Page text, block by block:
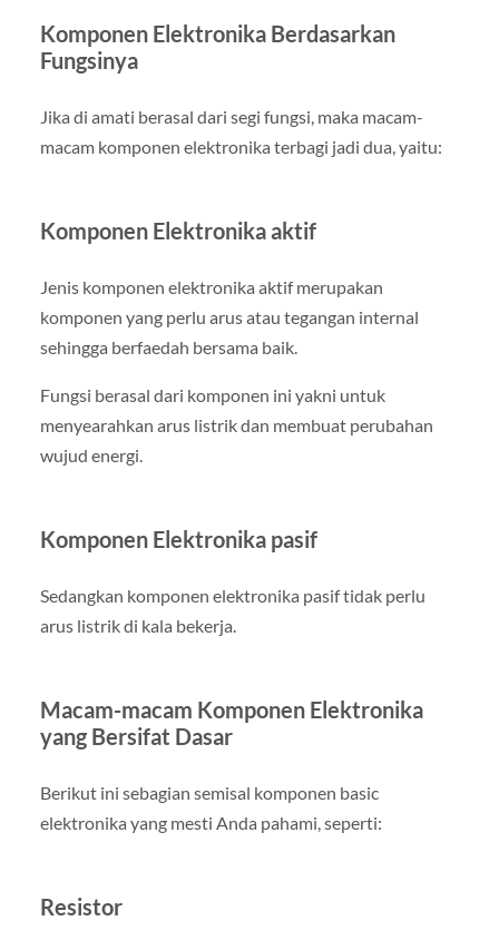
Komponen Elektronika Berdasarkan
Fungsinya
Jika di amati berasal dari segi fungsi, maka macam-
macam komponen elektronika terbagi jadi dua, yaitu:
Komponen Elektronika aktif
Jenis komponen elektronika aktif merupakan
komponen yang perlu arus atau tegangan internal
sehingga berfaedah bersama baik.
Fungsi berasal dari komponen ini yakni untuk
menyearahkan arus listrik dan membuat perubahan
wujud energi.
Komponen Elektronika pasif
Sedangkan komponen elektronika pasif tidak perlu
arus listrik di kala bekerja.
Macam-macam Komponen Elektronika
yang Bersifat Dasar
Berikut ini sebagian semisal komponen basic
elektronika yang mesti Anda pahami, seperti:
Resistor